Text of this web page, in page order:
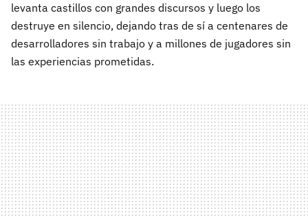
levanta castillos con grandes discursos y luego los
destruye en silencio, dejando tras de sí a centenares de
desarrolladores sin trabajo y a millones de jugadores sin
las experiencias prometidas.